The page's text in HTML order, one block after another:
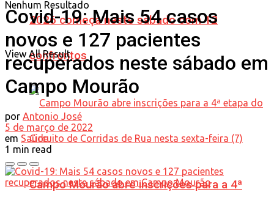
2026 começa neste sábado com 12
confrontos
Campo Mourão abre inscrições para a 4ª
Nenhum Resultado
View All Result
Covid-19: Mais 54 casos
novos e 127 pacientes
recuperados neste sábado em
Campo Mourão
por Antonio José
5 de março de 2022
em Saúde
1 min read